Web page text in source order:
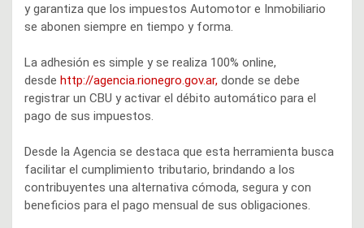
y garantiza que los impuestos Automotor e Inmobiliario
se abonen siempre en tiempo y forma.
La adhesión es simple y se realiza 100% online,
desde http://agencia.rionegro.gov.ar, donde se debe
registrar un CBU y activar el débito automático para el
pago de sus impuestos.
Desde la Agencia se destaca que esta herramienta busca
facilitar el cumplimiento tributario, brindando a los
contribuyentes una alternativa cómoda, segura y con
beneficios para el pago mensual de sus obligaciones.